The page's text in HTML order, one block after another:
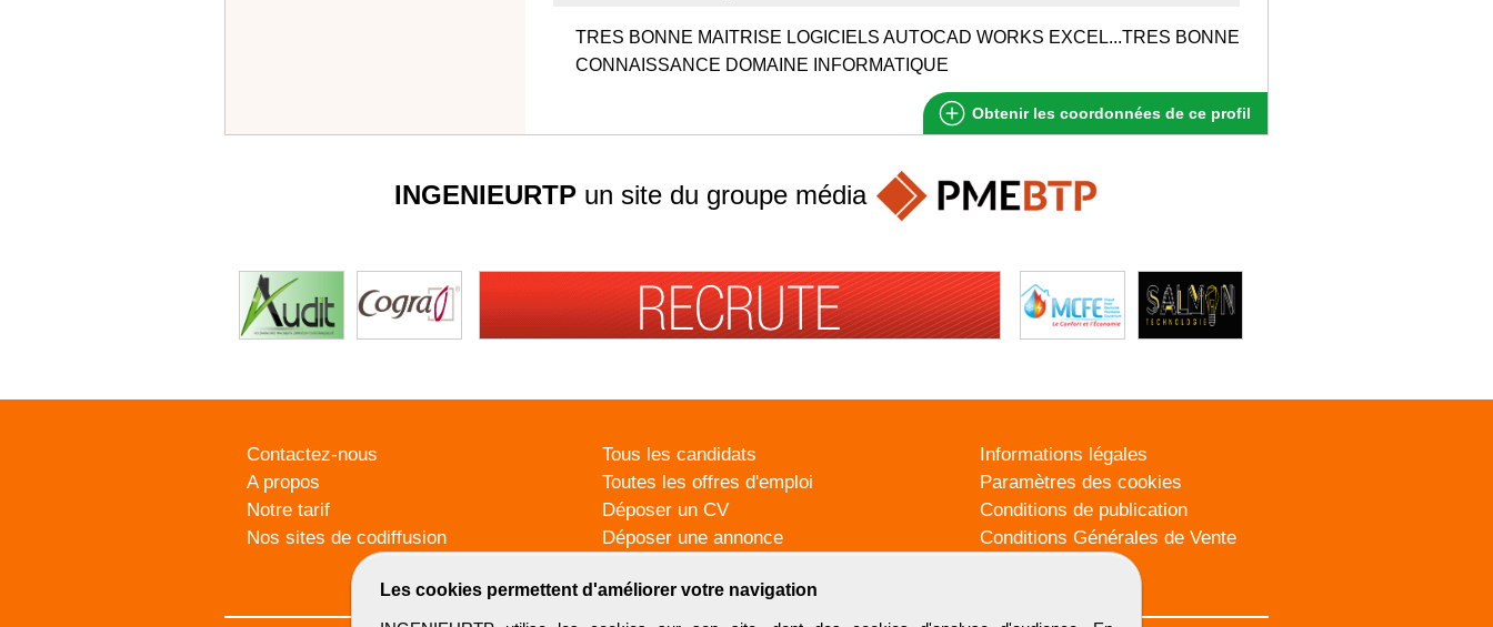
TRES BONNE MAITRISE LOGICIELS AUTOCAD WORKS EXCEL...TRES BONNE
CONNAISSANCE DOMAINE INFORMATIQUE
Obtenir les coordonnées de ce profil
Les cookies permettent d'améliorer votre navigation
INGENIEURTPun site du groupe média
Contactez-nous
A propos
Notre tarif
Nos sites de codiffusion
Tous les candidats
Toutes les offres d'emploi
Déposer un CV
Déposer une annonce
Informations légales
Paramètres des cookies
Conditions de publication
Conditions Générales de Vente